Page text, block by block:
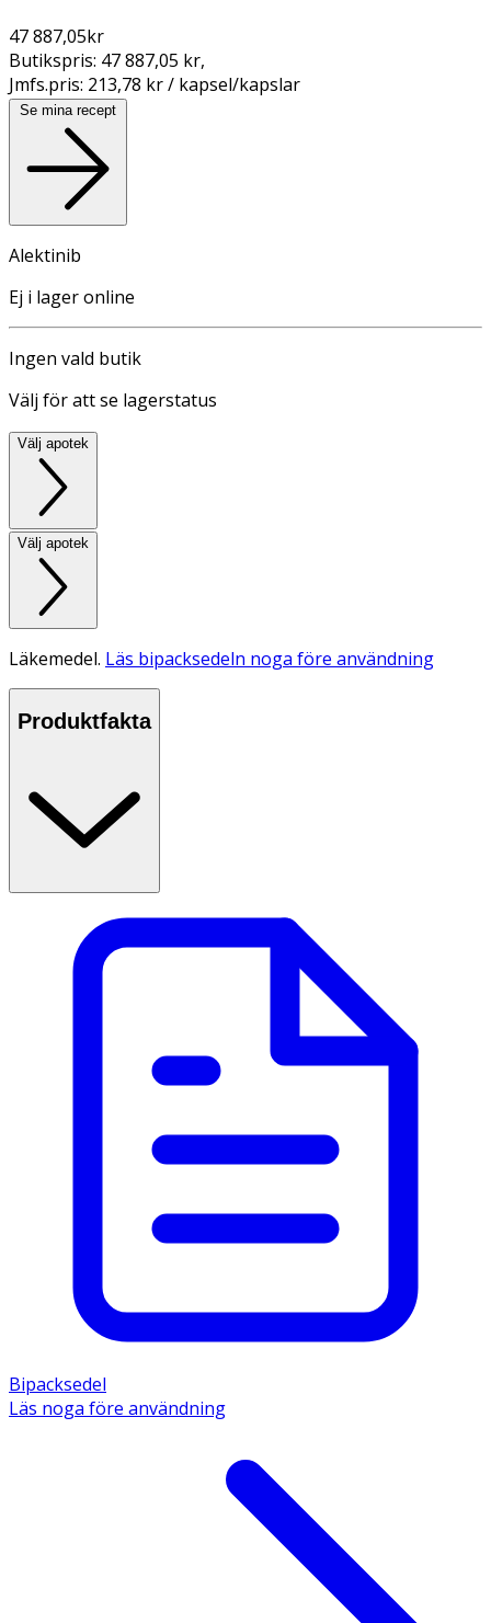
47 887,05kr
Butikspris: 47 887,05 kr,
Jmfs.pris: 213,78 kr / kapsel/kapslar
Se mina recept
Alektinib
Ej i lager online
Ingen vald butik
Välj för att se lagerstatus
Välj apotek
Välj apotek
Läkemedel. Läs bipacksedeln noga före användning
Produktfakta
Bipacksedel
Läs noga före användning